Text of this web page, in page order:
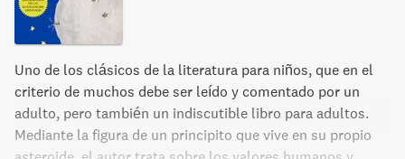
Uno de los clásicos de la literatura para niños, que en el
criterio de muchos debe ser leído y comentado por un
adulto, pero también un indiscutible libro para adultos.
Mediante la figura de un principito que vive en su propio